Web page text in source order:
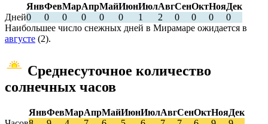
ЯнвФевМарАпрМайИюнИюлАвгСенОктНояДек
Дней0 0 0 0 0 0 1 2 0 0 0
0
Наибольшее число снежных дней в Мирамаре ожидается в
августе (2).
Среднесуточное количество
солнечных часов
ЯнвФевМарАпрМайИюнИюлАвгСенОктНояДек